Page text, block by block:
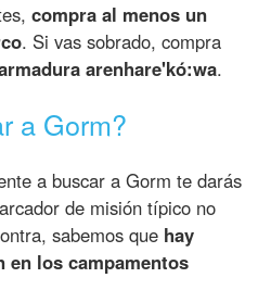
compra al menos un
. Si vas sobrado, compra
arenhare'kó:wa.
a Gorm?
a buscar a Gorm te darás
de misión típico no
sabemos que hay
en los campamentos